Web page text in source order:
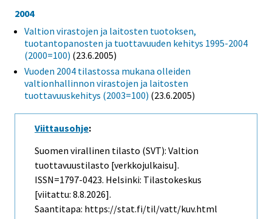
2004
Valtion virastojen ja laitosten tuotoksen,
tuotantopanosten ja tuottavuuden kehitys 1995-2004
(2000=100) (23.6.2005)
Vuoden 2004 tilastossa mukana olleiden
valtionhallinnon virastojen ja laitosten
tuottavuuskehitys (2003=100) (23.6.2005)
Viittausohje:
Suomen virallinen tilasto (SVT): Valtion
tuottavuustilasto [verkkojulkaisu].
ISSN=1797-0423. Helsinki: Tilastokeskus
[viitattu: 8.8.2026].
Saantitapa: https://stat.fi/til/vatt/kuv.html